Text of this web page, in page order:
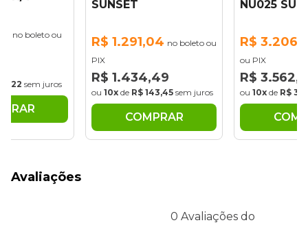
no boleto ou
sem juros
SUNSET
R$ 1.291,04 no boleto ou
PIX
R$ 1.434,49
ou 10x de R$ 143,45 sem juros
COMPRAR
NU025
R$
ou PIX
R$
ou 10x de R$
Avaliações
0 Avaliações do